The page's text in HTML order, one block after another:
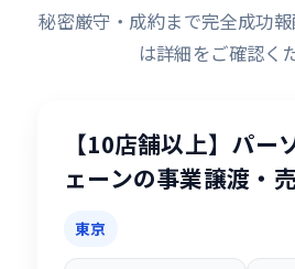
秘密厳守・成約まで完全成功
は詳細をご確認く
【10店舗以上】パー
ェーンの事業譲渡・
東京